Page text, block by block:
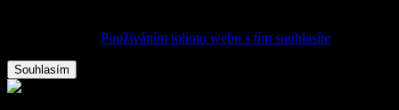
Používáním tohoto webu s tím souhlasíte
Souhlasím